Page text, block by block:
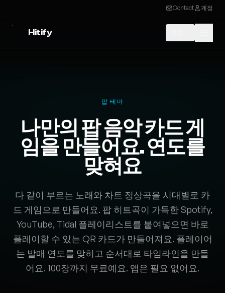
Contact 계정
Hitify
팝 테마
나만의 팝 음악 카드 게
임을 만들어요. 연도를
맞혀요
다 같이 부르는 노래와 차트 정상곡을 시대별로 카
드 게임으로 만들어요. 팝 히트곡이 가득한 Spotify,
YouTube, Tidal 플레이리스트를 붙여넣으면 바로
플레이할 수 있는 QR 카드가 만들어져요. 플레이어
는 발매 연도를 맞히고 순서대로 타임라인을 만들
어요. 100장까지 무료예요. 앱은 필요 없어요.